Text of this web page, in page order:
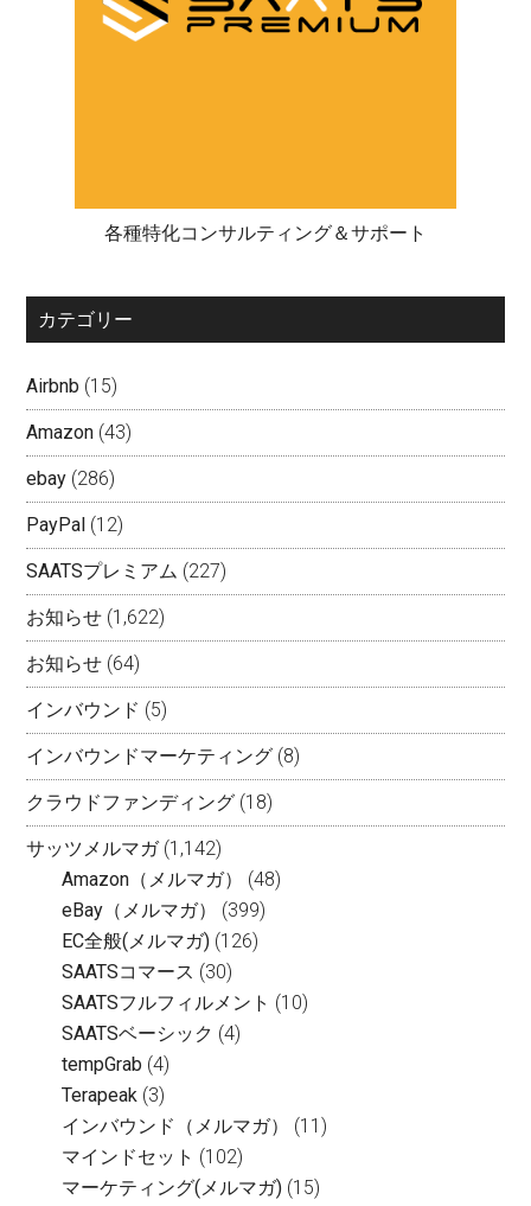
各種特化コンサルティング＆サポート
カテゴリー
Airbnb (15)
Amazon (43)
ebay (286)
PayPal (12)
SAATSプレミアム (227)
お知らせ (1,622)
お知らせ (64)
インバウンド (5)
インバウンドマーケティング (8)
クラウドファンディング (18)
サッツメルマガ(1,142)
Amazon（メルマガ）
(48)
eBay（メルマガ）
(399)
EC全般(メルマガ) (126)
SAATSコマース (30)
SAATSフルフィルメント (10)
SAATSベーシック (4)
tempGrab (4)
Terapeak (3)
インバウンド（メルマガ）
(11)
マインドセット (102)
マーケティング(メルマガ) (15)